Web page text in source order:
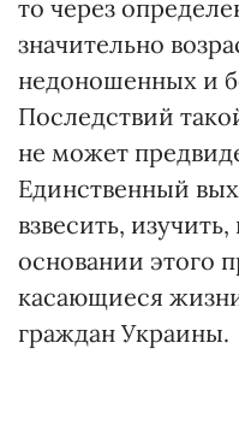
то через
значительно
недоношенных и
Последствий
не может
Единственный
взвесить,
основании этого
касающиеся
граждан Украины.
Не так страшна